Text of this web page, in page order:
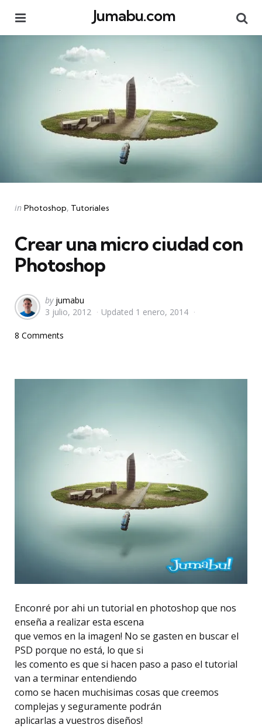
Jumabu.com
Categories
Posted
in Photoshop Tutoriales
Crear una micro ciudad con
Photoshop
Posted
by
by jumabu
3 julio, 2012
Updated 1 enero, 2014
8 Comments
Enconré por ahi un tutorial en photoshop que nos
enseña a realizar esta escena
que vemos en la imagen! No se gasten en buscar el
PSD porque no está, lo que si
les comento es que si hacen paso a paso el tutorial
van a terminar entendiendo
como se hacen muchisimas cosas que creemos
complejas y seguramente podrán
aplicarlas a vuestros diseños!